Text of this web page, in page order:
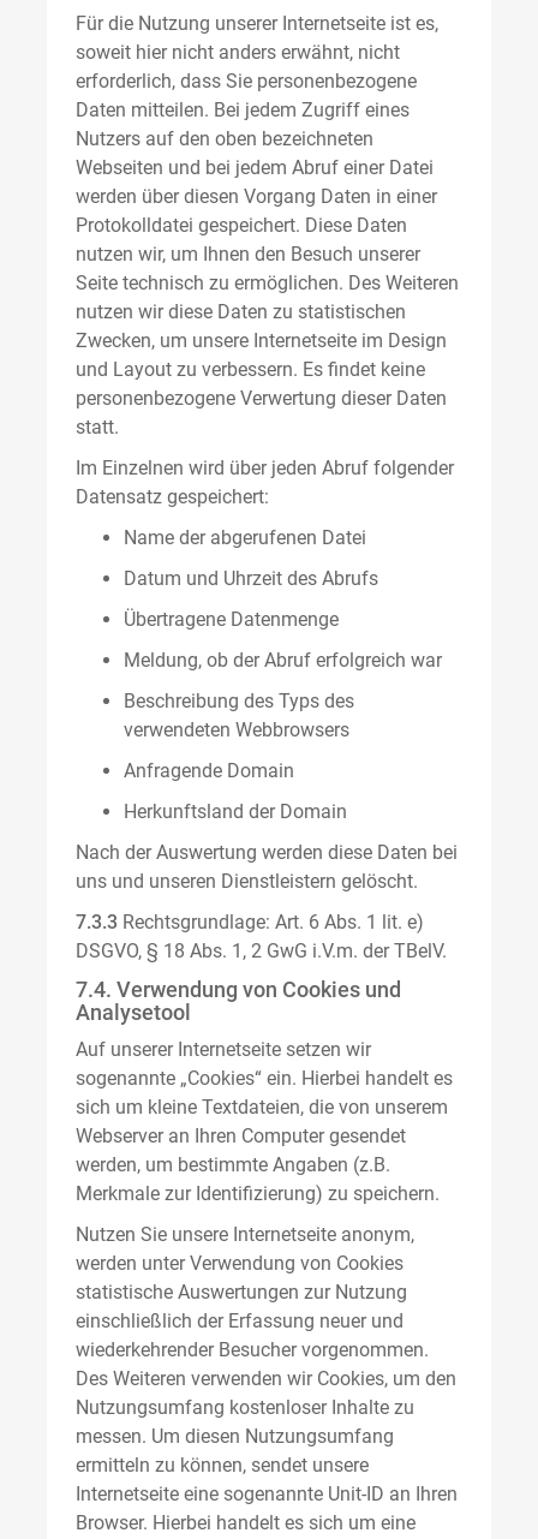
Für die Nutzung unserer Internetseite ist es,
soweit hier nicht anders erwähnt, nicht
erforderlich, dass Sie personenbezogene
Daten mitteilen. Bei jedem Zugriff eines
Nutzers auf den oben bezeichneten
Webseiten und bei jedem Abruf einer Datei
werden über diesen Vorgang Daten in einer
Protokolldatei gespeichert. Diese Daten
nutzen wir, um Ihnen den Besuch unserer
Seite technisch zu ermöglichen. Des Weiteren
nutzen wir diese Daten zu statistischen
Zwecken, um unsere Internetseite im Design
und Layout zu verbessern. Es findet keine
personenbezogene Verwertung dieser Daten
statt.
Im Einzelnen wird über jeden Abruf folgender
Datensatz gespeichert:
Name der abgerufenen Datei
Datum und Uhrzeit des Abrufs
Übertragene Datenmenge
Meldung, ob der Abruf erfolgreich war
Beschreibung des Typs des
verwendeten Webbrowsers
Anfragende Domain
Herkunftsland der Domain
Nach der Auswertung werden diese Daten bei
uns und unseren Dienstleistern gelöscht.
7.3.3 Rechtsgrundlage: Art. 6 Abs. 1 lit. e)
DSGVO, § 18 Abs. 1, 2 GwG i.V.m. der TBelV.
7.4. Verwendung von Cookies und
Analysetool
Auf unserer Internetseite setzen wir
sogenannte „Cookies“ ein. Hierbei handelt es
sich um kleine Textdateien, die von unserem
Webserver an Ihren Computer gesendet
werden, um bestimmte Angaben (z.B.
Merkmale zur Identifizierung) zu speichern.
Nutzen Sie unsere Internetseite anonym,
werden unter Verwendung von Cookies
statistische Auswertungen zur Nutzung
einschließlich der Erfassung neuer und
wiederkehrender Besucher vorgenommen.
Des Weiteren verwenden wir Cookies, um den
Nutzungsumfang kostenloser Inhalte zu
messen. Um diesen Nutzungsumfang
ermitteln zu können, sendet unsere
Internetseite eine sogenannte Unit-ID an Ihren
Browser. Hierbei handelt es sich um eine